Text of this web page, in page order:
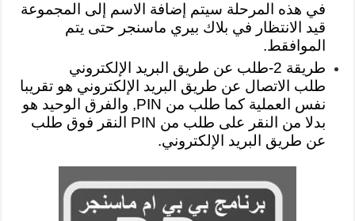
في هذه المرحلة سيتم إضافة الاسم إلى المجموعة
قيد الانتظار في بلاك بيري ماسنجر حتى يتم
الموافقط.
طريقة 2-طلب عن طريق البريد الإلكتروني
طلب الاتصال عن طريق البريد الإلكتروني هو تقريبا
نفس العملية كما طلب من PIN, والفرق الوحيد هو
بدلا من النقر على طلب من PIN النقر فوق طلب
عن طريق البريد الإلكتروني.